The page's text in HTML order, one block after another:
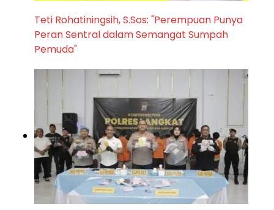
Teti Rohatiningsih, S.Sos: "Perempuan Punya
Peran Sentral dalam Semangat Sumpah
Pemuda"